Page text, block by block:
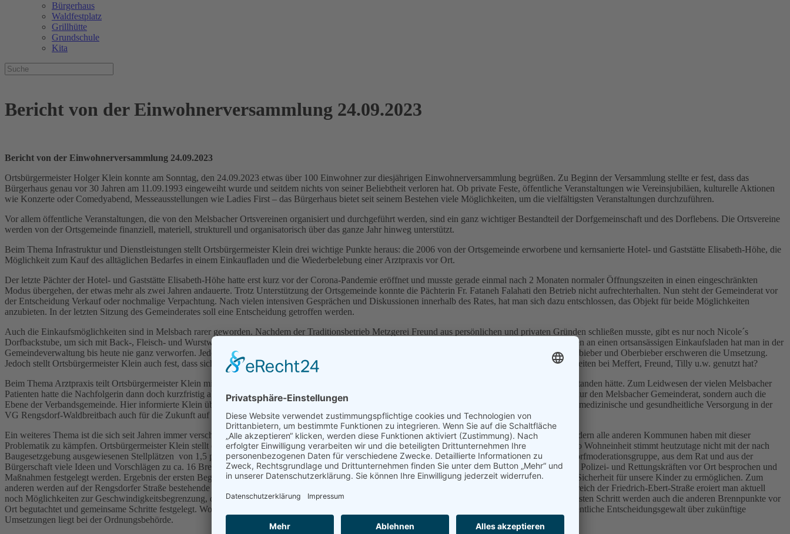
Bürgerhaus
Waldfestplatz
Grillhütte
Grundschule
Kita
Bericht von der Einwohnerversammlung 24.09.2023
Bericht von der Einwohnerversammlung 24.09.2023
Ortsbürgermeister Holger Klein konnte am Sonntag, den 24.09.2023 etwas über 100 Einwohner zur diesjährigen Einwohnerversammlung begrüßen. Zu Beginn der Versammlung stellte er fest, dass das
Bürgerhaus genau vor 30 Jahren am 11.09.1993 eingeweiht wurde und seitdem nichts von seiner Beliebtheit verloren hat. Ob private Feste, öffentliche Veranstaltungen wie Vereinsjubiläen, kulturelle Aktionen
wie Konzerte oder Comedyabend, Messeausstellungen wie Ladies First – das Bürgerhaus bietet seit seinem Bestehen viele Möglichkeiten, um die vielfältigsten Veranstaltungen durchzuführen.
Vor allem öffentliche Veranstaltungen, die von den Melsbacher Ortsvereinen organisiert und durchgeführt werden, sind ein ganz wichtiger Bestandteil der Dorfgemeinschaft und des Dorflebens. Die Ortsvereine
werden von der Ortsgemeinde finanziell, materiell, strukturell und organisatorisch über das ganze Jahr hinweg unterstützt.
Beim Thema Infrastruktur und Dienstleistungen stellt Ortsbürgermeister Klein drei wichtige Punkte heraus: die 2006 von der Ortsgemeinde erworbene und kernsanierte Hotel- und Gaststätte Elisabeth-Höhe, die
Möglichkeit zum Kauf des alltäglichen Bedarfes in einem Einkaufladen und die Wiederbelebung einer Arztpraxis vor Ort.
Der letzte Pächter der Hotel- und Gaststätte Elisabeth-Höhe hatte erst kurz vor der Corona-Pandemie eröffnet und musste gerade einmal nach 2 Monaten normaler Öffnungszeiten in einen eingeschränkten
Modus übergehen, der etwas mehr als zwei Jahren andauerte. Trotz Unterstützung der Ortsgemeinde konnte die Pächterin Fr. Fataneh Falahati den Betrieb nicht aufrechterhalten. Nun steht der Gemeinderat vor
der Entscheidung Verkauf oder nochmalige Verpachtung. Nach vielen intensiven Gesprächen und Diskussionen innerhalb des Rates, hat man sich dazu entschlossen, das Objekt für beide Möglichkeiten
anzubieten. In der letzten Sitzung des Gemeinderates soll eine Entscheidung getroffen werden.
Auch die Einkaufsmöglichkeiten sind in Melsbach rarer geworden. Nachdem der Traditionsbetrieb Metzgerei Freund aus persönlichen und privaten Gründen schließen musste, gibt es nur noch Nicole´s
Dorfbackstube, um sich mit Back-, Fleisch- und Wurstwaren, sowie mit einigen Produkte des alltäglichen Lebensmittelbedarfes zu versorgen. Die Gedanken an einen ortsansässigen Einkaufsladen hat man in der
Gemeindeverwaltung bis heute nie ganz verworfen. Jedoch erschweren die im Umkreis von 2km bestehenden sieben Einkaufsmärkte in Rengsdorf, Niederbieber und Oberbieber erschweren die Umsetzung.
Jedoch stellt Ortsbürgermeister Klein auch fest, dass sich jeder selbst hinterfragen muss, wie oft man in der Vergangenheit die damaligen Einkaufsmöglichkeiten bei Meffert, Freund, Tilly u.w. genutzt hat?
Beim Thema Arztpraxis teilt Ortsbürgermeister Klein mit, dass man nach intensiven Gesprächen kurz vor einer Nachfolge des scheidenden Dr. Paillard gestanden hätte. Zum Leidwesen der vielen Melsbacher
Patienten hatte die Nachfolgerin dann doch kurzfristig abgesagt, sodass es seitdem keine Praxis mehr in Melsbach gibt. Doch das Thema beschäftigt nicht nur den Melsbacher Gemeinderat, sondern auch die
Ebene der Verbandsgemeinde. Hier informierte Klein über die seit 2021 gemeinsamen Bemühungen der FDP- und FWG-WIR-Fraktionen im VG-Rat, die medizinische und gesundheitliche Versorgung in der
VG Rengsdorf-Waldbreitbach auch für die Zukunft auf sicheren Beinen aufzustellen und zu strukturieren.
Ein weiteres Thema ist die sich seit Jahren immer verschlechternde Parksituation und Verkehrsberuhigung im Ort. Dabei betrifft es nicht nur Melsbach, sondern alle anderen Kommunen haben mit dieser
Problematik zu kämpfen. Ortsbürgermeister Klein stellt die offene Frage: wie viele Autos hat denn heute jeder Haushalt? Die Anzahl der Kraftfahrzeuge pro Wohneinheit stimmt heutzutage nicht mit der nach
Baugesetzgebung ausgewiesenen Stellplätzen von 1,5 pro Wohneinheit mehr überein. Daher hat die Gemeindeverwaltung in den letzten Jahren aus der Dorfmoderationsgruppe, aus dem Rat und aus der
Bürgerschaft viele Ideen und Vorschlägen zu ca. 16 Brennpunkten in Melsbach zusammengetragen, die seit einigen Wochen gemeinsam mit Ordnungsamt, Polizei- und Rettungskräften vor Ort besprochen und
Maßnahmen festgelegt werden. Ergebnis der ersten Begehung ist zum einen die Einführung einer 30er-Zone im Bereich der Grundschule, um etwas mehr Sicherheit für unsere Kinder zu ermöglichen. Zum
anderen werden auf der Rengsdorfer Straße bestehende Halteverbotszonen versetzt und im Frühjahr 2024 zwischen 25-30 Parktaschen eingerichtet. Im Bereich der Friedrich-Ebert-Straße eroiert man aktuell
noch Möglichkeiten zur Geschwindigkeitsbegrenzung, die aufgrund vermehrter Auffahrunfällen in den letzten Wochen und Monaten vonnöten ist. Im nächsten Schritt werden auch die anderen Brennpunkte vor
Ort begutachtet und gemeinsame Schritte festgelegt. Wobei festzuhalten ist, dass die Ortsgemeinde nur Vorschläge und Wünsche unterbreiten darf. Die eigentliche Entscheidungsgewalt über zukünftige
Umsetzungen liegt bei der Ordnungsbehörde.